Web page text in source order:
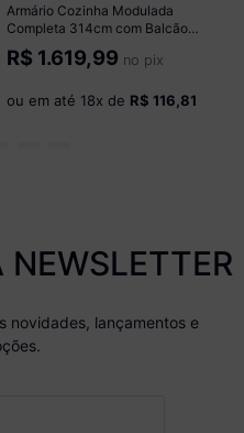
Armário Cozinha Modulada
Completa 314cm com Balcão
Veneza Multimóveis MP3758
Branco/Dourado
R$ 1.619,99 no pix
ou em até 18x de R$ 116,81
NEWSLETTER
novidades, lançamentos e